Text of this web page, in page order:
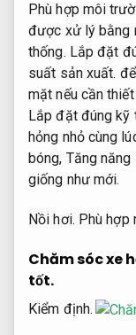
Phù hợp môi
được xử lý bằng
thống. Lắp đặt
suất sản xuất.
mặt nếu cần
Lắp đặt đúng kỹ
hỏng nhỏ cùng
bóng, Tăng
giống như mới.
Nồi hơi. Phù hợp
Chăm sóc xe
tốt.
Kiểm định.